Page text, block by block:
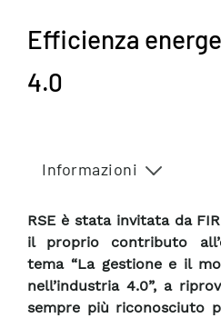
Efficienza
4.0
Informazioni
RSE è stata invitata da
il proprio contributo
tema “La gestione e il
nell’industria 4.0”, a
sempre più riconosciuto